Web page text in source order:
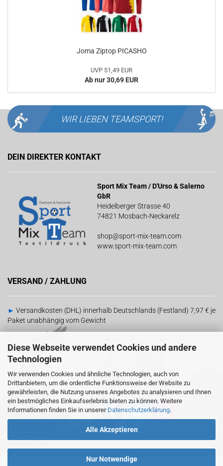
Diese Webseite verwendet Cookies und andere
Technologien
Wir verwenden Cookies und ähnliche Technologien, auch von
Drittanbietern, um die ordentliche Funktionsweise der Website zu
gewährleisten, die Nutzung unseres Angebotes zu analysieren und Ihnen
ein bestmögliches Einkaufserlebnis bieten zu können. Weitere
Informationen finden Sie in unserer Datenschutzerklärung.
Alle Akzeptieren
Nur Notwendige
Joma Ziptop PICASHO
UVP 51,49 EUR
Ab nur 30,69 EUR
WIR LIEBEN TEAMSPORT!
DEIN DIREKTER KONTAKT
Sport Mix Team / D'Urso & Salerno
GbR
Heidelberger Strasse 40
74821 Mosbach-Neckarelz
shop@sport-mix-team.com
www.sport-mix-team.com
VERSAND / ZAHLUNG
► Versandkosten (DHL) innerhalb Deutschlands (Festland) 7,97 € je
Paket unabhängig vom Gewicht
Barzahlung bei Abholung
RECHTLICHES
-AGB
-Versand & Zahlung
SOCIAL MEDIA
Sind wir schonmiteinander vernetzt?